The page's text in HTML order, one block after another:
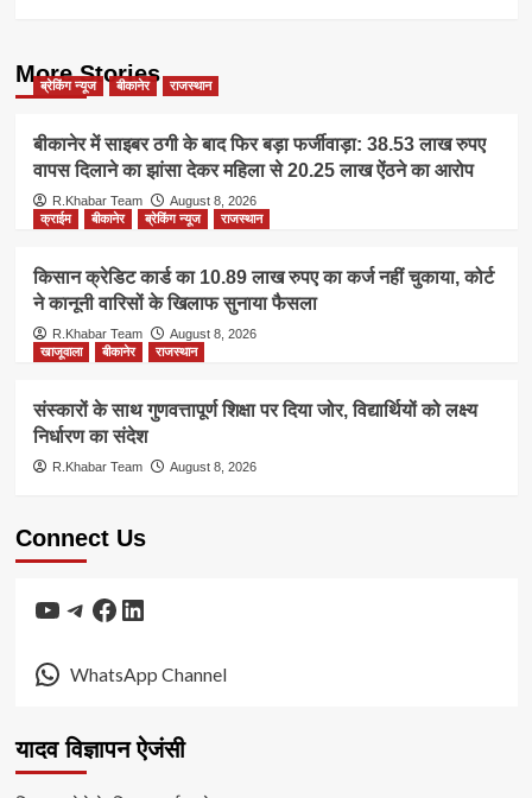
More Stories
ब्रेकिंग न्यूज बीकानेर राजस्थान
बीकानेर में साइबर ठगी के बाद फिर बड़ा फर्जीवाड़ा: 38.53 लाख रुपए
वापस दिलाने का झांसा देकर महिला से 20.25 लाख ऐंठने का आरोप
R.Khabar Team
August 8, 2026
क्राईम
बीकानेर ब्रेकिंग न्यूज राजस्थान
किसान क्रेडिट कार्ड का 10.89 लाख रुपए का कर्ज नहीं चुकाया, कोर्ट
ने कानूनी वारिसों के खिलाफ सुनाया फैसला
R.Khabar Team
August 8, 2026
खाजूवाला
बीकानेर राजस्थान
संस्कारों के साथ गुणवत्तापूर्ण शिक्षा पर दिया जोर, विद्यार्थियों को लक्ष्य
निर्धारण का संदेश
R.Khabar Team August 8, 2026
Connect Us
YouTube
Telegram
Facebook
LinkedIn
WhatsApp Channel
यादव विज्ञापन ऐजंसी